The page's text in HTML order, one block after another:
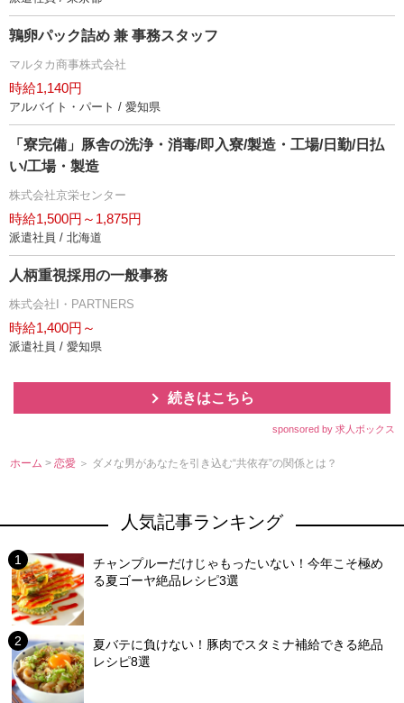
鶉卵パック詰め 兼 事務スタッフ
マルタカ商事株式会社
時給1,140円
アルバイト・パート / 愛知県
「寮完備」豚舎の洗浄・消毒/即入寮/製造・工場/日勤/日払
い/工場・製造
株式会社京栄センター
時給1,500円～1,875円
派遣社員 / 北海道
人柄重視採用の一般事務
株式会社I・PARTNERS
時給1,400円～
派遣社員 / 愛知県
続きはこちら
sponsored by 求人ボックス
ホーム >恋愛 ＞ ダメな男があなたを引き込む“共依存”の関係とは？
人気記事ランキング
チャンプルーだけじゃもったいない！今年こそ極め
る夏ゴーヤ絶品レシピ3選
夏バテに負けない！豚肉でスタミナ補給できる絶品
レシピ8選